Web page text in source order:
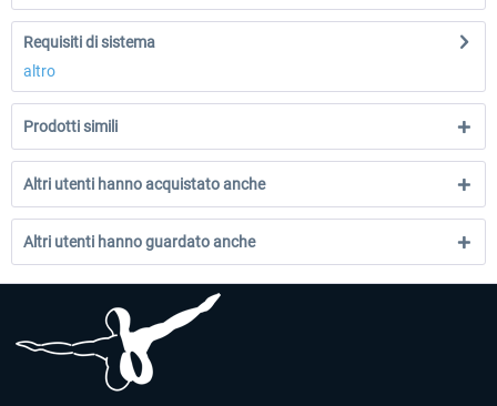
Requisiti di sistema
altro
Prodotti simili
Altri utenti hanno acquistato anche
Altri utenti hanno guardato anche